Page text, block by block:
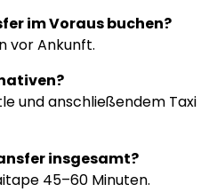
im Voraus buchen?
vor Ankunft.
und anschließendem Taxi
insgesamt?
45–60 Minuten.